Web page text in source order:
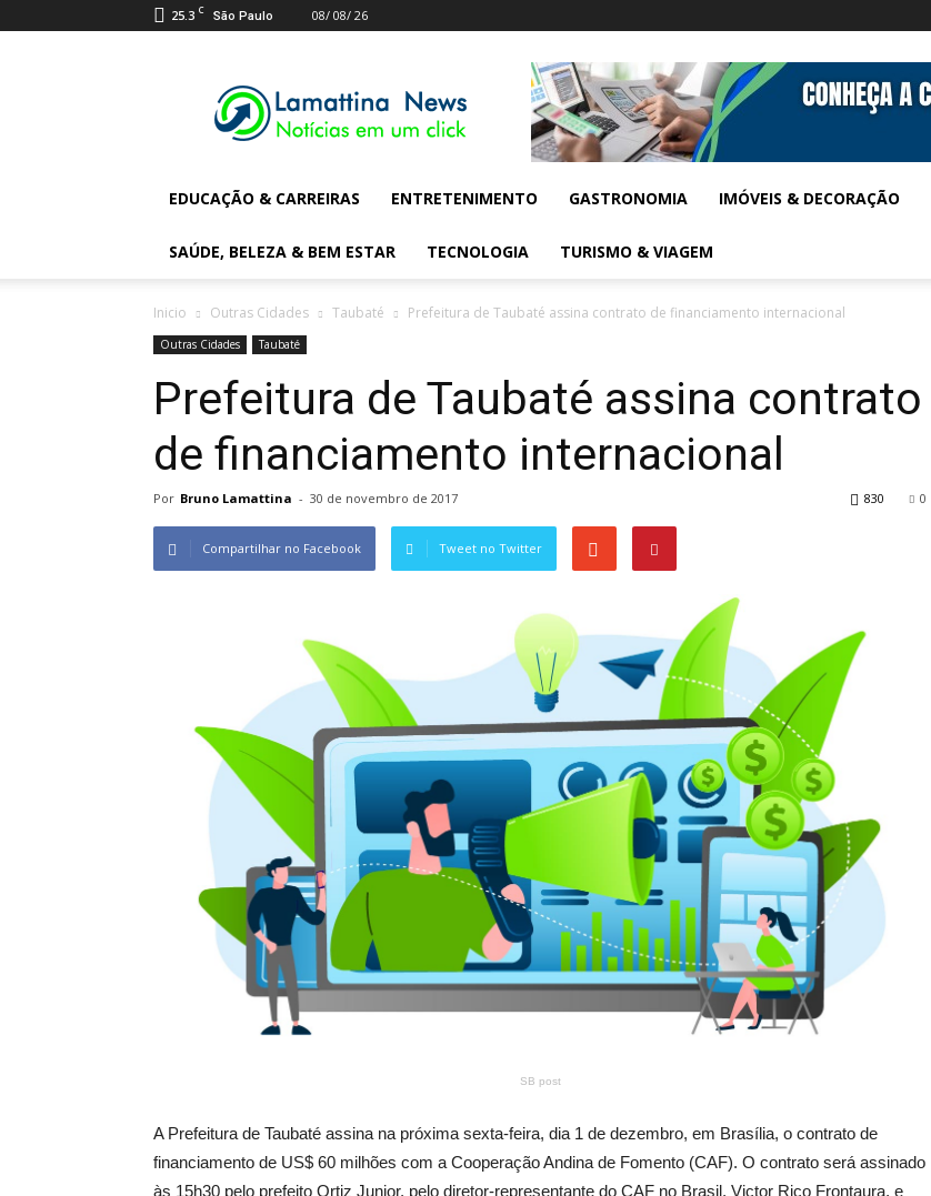
25.3 C São Paulo 08/ 08/ 26
Digital
News
EDUCAÇÃO & CARREIRAS ENTRETENIMENTO GASTRONOMIA IMÓVEIS & DECORAÇÃO
SAÚDE, BELEZA & BEM ESTAR TECNOLOGIA TURISMO & VIAGEM
Inicio Outras Cidades Taubaté Prefeitura de Taubaté assina contrato de financiamento internacional
Outras Cidades Taubaté
Prefeitura de Taubaté assina contrato
de financiamento internacional
Por Bruno Lamattina - 30 de novembro de 2017 0
830
Compartilhar no Facebook Tweet no Twitter
SB post
A Prefeitura de Taubaté assina na próxima sexta-feira, dia 1 de dezembro, em Brasília, o contrato de
financiamento de US$ 60 milhões com a Cooperação Andina de Fomento (CAF). O contrato será assinado
às 15h30 pelo prefeito Ortiz Junior, pelo diretor-representante do CAF no Brasil, Victor Rico Frontaura, e